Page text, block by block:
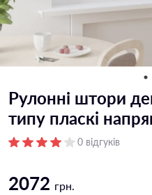
Рулонні штори
типу пласкi
0 відгуків
2072 грн.